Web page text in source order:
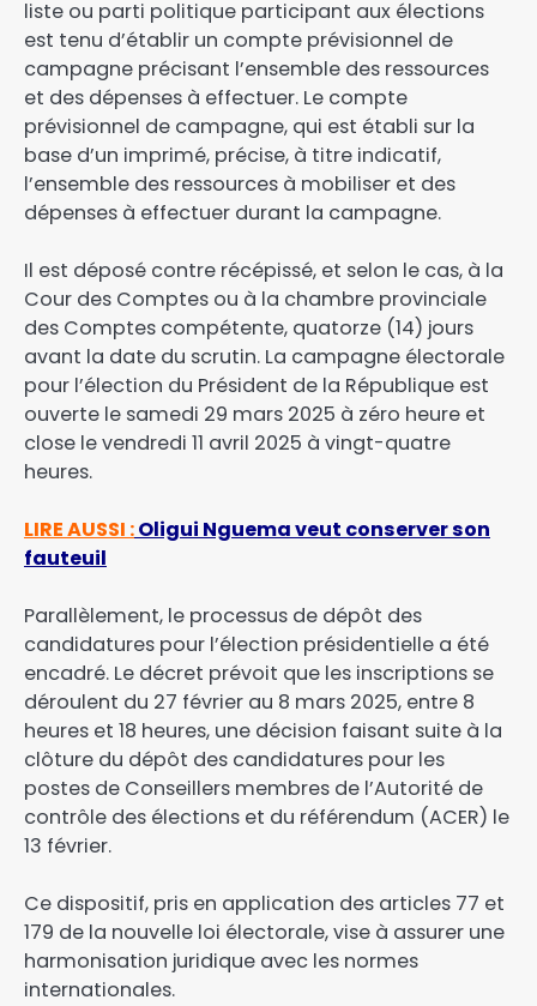
liste ou parti politique participant aux élections
est tenu d’établir un compte prévisionnel de
campagne précisant l’ensemble des ressources
et des dépenses à effectuer. Le compte
prévisionnel de campagne, qui est établi sur la
base d’un imprimé, précise, à titre indicatif,
l’ensemble des ressources à mobiliser et des
dépenses à effectuer durant la campagne.
Il est déposé contre récépissé, et selon le cas, à la
Cour des Comptes ou à la chambre provinciale
des Comptes compétente, quatorze (14) jours
avant la date du scrutin. La campagne électorale
pour l’élection du Président de la République est
ouverte le samedi 29 mars 2025 à zéro heure et
close le vendredi 11 avril 2025 à vingt-quatre
heures.
LIRE AUSSI :Oligui Nguema veut conserver son
fauteuil
Parallèlement, le processus de dépôt des
candidatures pour l’élection présidentielle a été
encadré. Le décret prévoit que les inscriptions se
déroulent du 27 février au 8 mars 2025, entre 8
heures et 18 heures, une décision faisant suite à la
clôture du dépôt des candidatures pour les
postes de Conseillers membres de l’Autorité de
contrôle des élections et du référendum (ACER) le
13 février.
Ce dispositif, pris en application des articles 77 et
179 de la nouvelle loi électorale, vise à assurer une
harmonisation juridique avec les normes
internationales.